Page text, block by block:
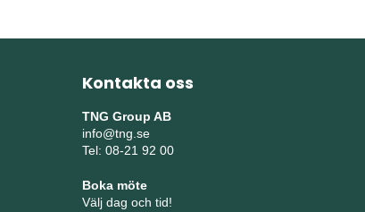
Kontakta oss
TNG Group AB
info@tng.se
Tel: 08-21 92 00
Boka möte
Välj dag och tid!